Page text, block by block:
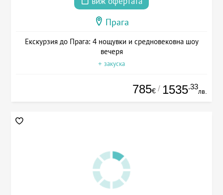
Прага
Екскурзия до Прага: 4 нощувки и средновековна шоу
вечеря
+ закуска
785€ / 1535.33
лв.